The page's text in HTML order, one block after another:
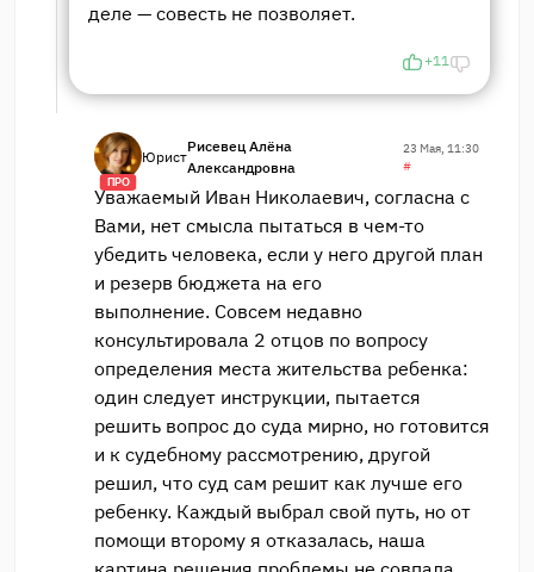
деле — совесть не позволяет.
+11
ПРО
Юрист
Рисевец Алёна
Александровна
23 Мая, 11:30
#
Уважаемый Иван Николаевич, согласна с
Вами, нет смысла пытаться в чем-то
убедить человека, если у него другой план
и резерв бюджета на его
выполнение. Совсем недавно
консультировала 2 отцов по вопросу
определения места жительства ребенка:
один следует инструкции, пытается
решить вопрос до суда мирно, но готовится
и к судебному рассмотрению, другой
решил, что суд сам решит как лучше его
ребенку. Каждый выбрал свой путь, но от
помощи второму я отказалась, наша